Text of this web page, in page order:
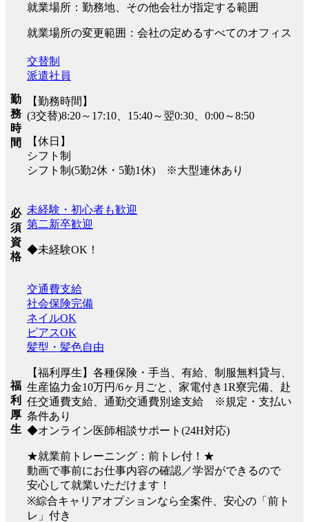
就業場所：勤務地、その他会社が指定する範囲
就業場所の変更範囲：会社の定めるすべてのオフィス
勤
務
時
間
交替制
派遣社員
【勤務時間】
(3交替)8:20～17:10、15:40～翌0:30、0:00～8:50
【休日】
シフト制
シフト制(5勤2休・5勤1休) ※大型連休あり
必
須
資
格
未経験・初心者も歓迎
第二新卒歓迎
◆未経験OK！
福
利
厚
生
交通費支給
社会保険完備
ネイルOK
ピアスOK
髪型・髪色自由
【福利厚生】各種保険・手当、有給、制服無料貸与、
生産協力金10万円/6ヶ月ごと、家電付き1R寮完備、赴
任交通費支給、通勤交通費別途支給 ※規定・支払い
条件あり
◆オンライン医師相談サポート(24H対応)
★就業前トレーニング：前トレ付！★
動画で事前にお仕事内容の確認／学習ができるので
安心して就業いただけます！
※綜合キャリアオプションなら全案件、安心の「前ト
レ」付き